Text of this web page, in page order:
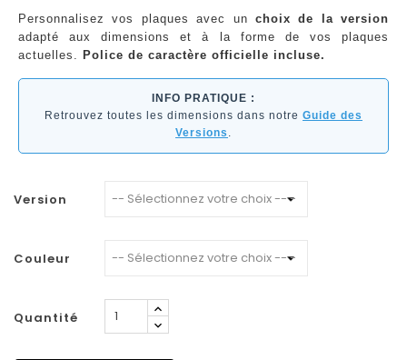
Personnalisez vos plaques avec un choix de la version
adapté aux dimensions et à la forme de vos plaques
actuelles. Police de caractère officielle incluse.
INFO PRATIQUE :
Retrouvez toutes les dimensions dans notre Guide des
Versions .
Version
Couleur
Quantité